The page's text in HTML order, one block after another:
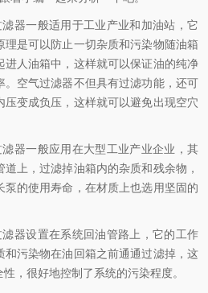
一般适用于工业产业和加油站，它
理是可以防止一切杂质和污染物随油箱
进人油箱中，这样就可以保证油的纯净
。空气过滤器不但具有过滤功能，还可
压变成负压，这样就可以避免出现空穴
一般应用在大型工业产业企业，其
上，过滤掉油箱内的杂质和残余物，
泵的使用寿命，在材质上也选用坚固的
设置在系统回油管路上，它的工作
和污染物在油回箱之前通通过滤掉，这
，很好地控制了系统的污染程度。